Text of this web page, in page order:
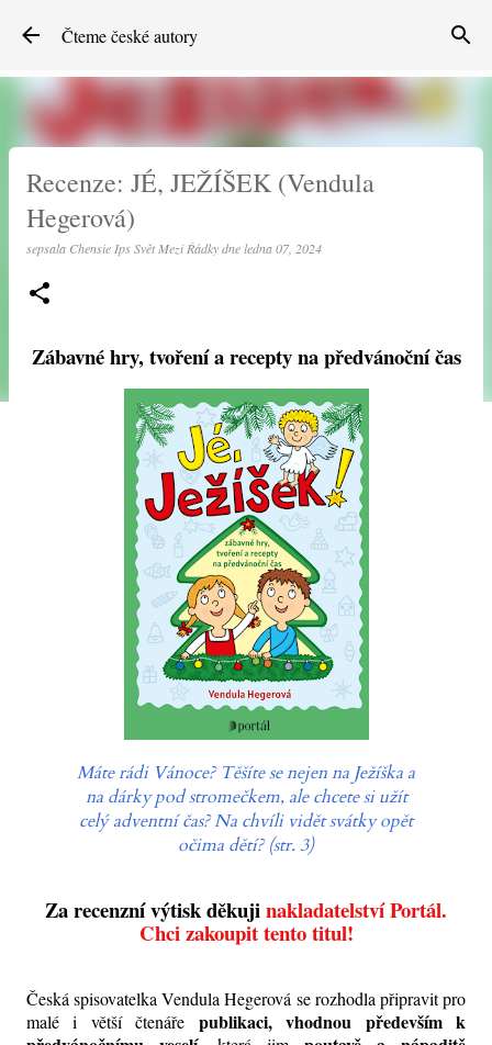
Přeskočit na hlavní obsah
Čteme české autory
Recenze: JÉ, JEŽÍŠEK (Vendula
Hegerová)
sepsala Chensie Ips Svět Mezi Řádkydneledna 07, 2024
Zábavné hry, tvoření a recepty na předvánoční čas
Máte rádi Vánoce? Těšíte se nejen na Ježíška a
na dárky pod stromečkem, ale chcete si užít
celý adventní čas? Na chvíli vidět svátky opět
očima dětí? (str. 3)
Za recenzní výtisk děkujinakladatelství Portál.
Chci zakoupit tento titul!
Česká spisovatelka Vendula Hegerová se rozhodla připravit pro
malé i větší čtenáře publikaci, vhodnou především k